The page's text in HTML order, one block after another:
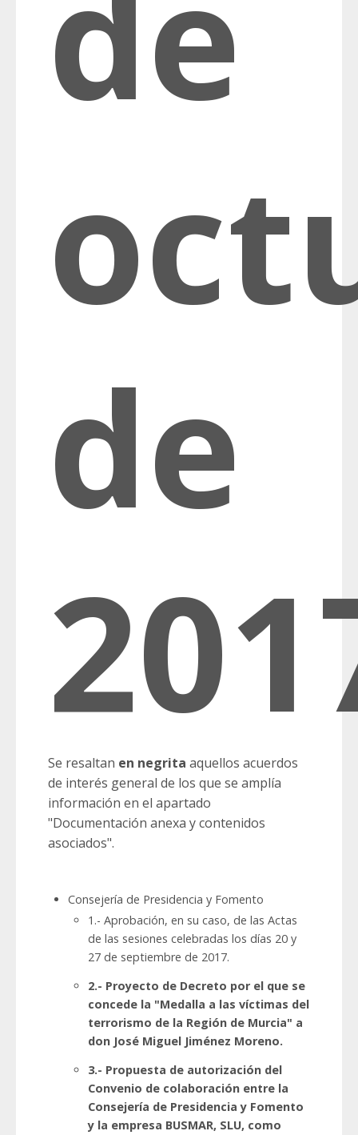
de
Se resaltan en negrita aquellos acuerdos
de interés general de los que se amplía
información en el apartado
"Documentación anexa y contenidos
asociados".
Consejería de Presidencia y Fomento
1.- Aprobación, en su caso, de las Actas
de las sesiones celebradas los días 20 y
27 de septiembre de 2017.
2.- Proyecto de Decreto por el que se
concede la "Medalla a las víctimas del
terrorismo de la Región de Murcia" a
don José Miguel Jiménez Moreno.
3.- Propuesta de autorización del
Convenio de colaboración entre la
Consejería de Presidencia y Fomento
y la empresa BUSMAR, SLU, como